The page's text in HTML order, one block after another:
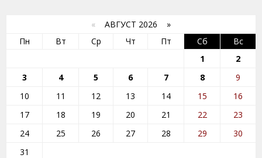
« АВГУСТ 2026 »
Пн
Вт Ср Чт Пт Сб
Вс
1
2
3
4 5 6 7 8
9
10
11 12 13 14 15
16
17
18 19 20 21 22
23
24
25 26 27 28 29
30
31